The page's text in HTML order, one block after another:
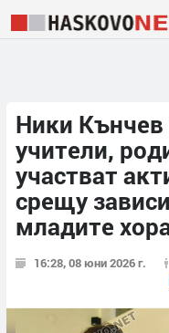
Ники Кънчев
учители,
участват
срещу
младите
16:28, 08 юни 2026 г.